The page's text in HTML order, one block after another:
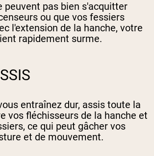
peuvent pas bien s'acquitter
ou que vos fessiers
l'extension de la hanche, votre
rapidement surme.
entraînez dur, assis toute la
vos fléchisseurs de la hanche et
ce qui peut gâcher vos
et de mouvement.